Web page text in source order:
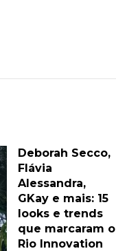
Deborah Secco,
Flávia
Alessandra,
GKay e mais: 15
looks e trends
que marcaram o
Rio Innovation